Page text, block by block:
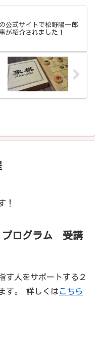
公式サイトで松野陽一郎
が紹介されました！
！
プログラム 受講
す人をサポートする２
す。 詳しくはこちら